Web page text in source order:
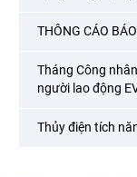
THÔNG CÁO
Tháng Công
người lao động
Thủy điện tích